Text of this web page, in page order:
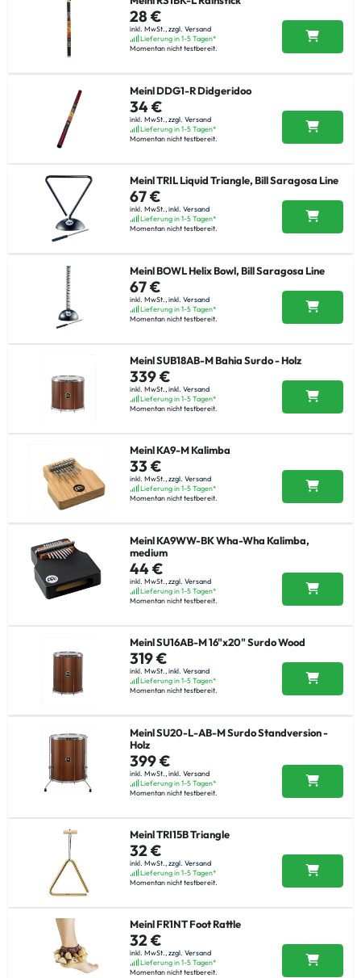
28 €
inkl. MwSt.,zzgl. Versand
Lieferung in 1-5 Tagen*
Momentan nicht testbereit.
Meinl DDG1-R Didgeridoo
34 €
inkl. MwSt., zzgl. Versand
Lieferung in 1-5 Tagen*
Momentan nicht testbereit.
Meinl TRIL Liquid Triangle, Bill Saragosa Line
67 €
inkl. MwSt.,inkl. Versand
Lieferung in 1-5 Tagen*
Momentan nicht testbereit.
Meinl BOWL Helix Bowl, Bill Saragosa Line
67 €
inkl. MwSt., inkl. Versand
Lieferung in 1-5 Tagen*
Momentan nicht testbereit.
Meinl SUB18AB-M Bahia Surdo - Holz
339 €
inkl. MwSt., inkl. Versand
Lieferung in 1-5 Tagen*
Momentan nicht testbereit.
Meinl KA9-M Kalimba
33 €
inkl. MwSt.,zzgl. Versand
Lieferung in 1-5 Tagen*
Momentan nicht testbereit.
Meinl KA9WW-BK Wha-Wha Kalimba,
medium
44 €
inkl. MwSt., zzgl. Versand
Lieferung in 1-5 Tagen*
Momentan nicht testbereit.
Meinl SU16AB-M 16"x20" Surdo Wood
319 €
inkl. MwSt., inkl. Versand
Lieferung in 1-5 Tagen*
Momentan nicht testbereit.
Meinl SU20-L-AB-M Surdo Standversion -
Holz
399 €
inkl. MwSt., inkl. Versand
Lieferung in 1-5 Tagen*
Momentan nicht testbereit.
Meinl TRI15B Triangle
32 €
inkl. MwSt., zzgl. Versand
Lieferung in 1-5 Tagen*
Momentan nicht testbereit.
Meinl FR1NT Foot Rattle
32 €
inkl. MwSt.,zzgl. Versand
Lieferung in 1-5 Tagen*
Momentan nicht testbereit.